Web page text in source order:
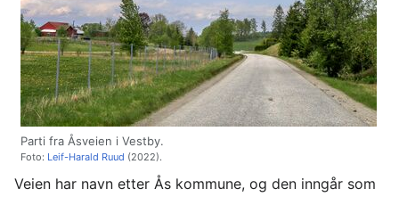
Parti fra Åsveien i Vestby.
Foto: Leif-Harald Ruud (2022).
Veien har navn etter Ås kommune, og den inngår som